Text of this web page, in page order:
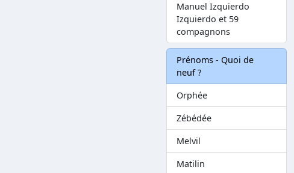
Manuel Izquierdo
Izquierdo et 59
compagnons
Prénoms - Quoi de
neuf ?
Orphée
Zébédée
Melvil
Matilin